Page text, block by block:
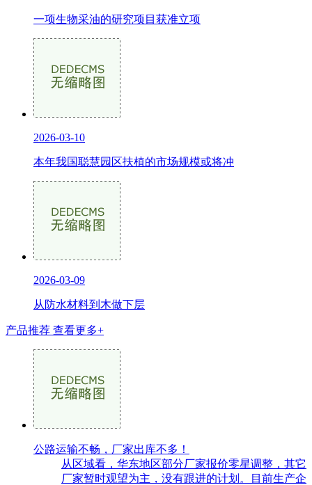
一项生物采油的研究项目获准立项
2026-03-10
本年我国聪慧园区扶植的市场规模或将冲
2026-03-09
从防水材料到木做下层
产品推荐 查看更多+
公路运输不畅，厂家出库不多！
从区域看，华东地区部分厂家报价零星调整，其它
厂家暂时观望为主，没有跟进的计划。目前生产企